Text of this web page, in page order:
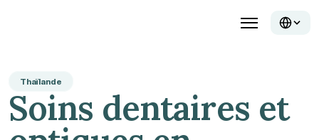
Thaïlande
Soins dentaires et